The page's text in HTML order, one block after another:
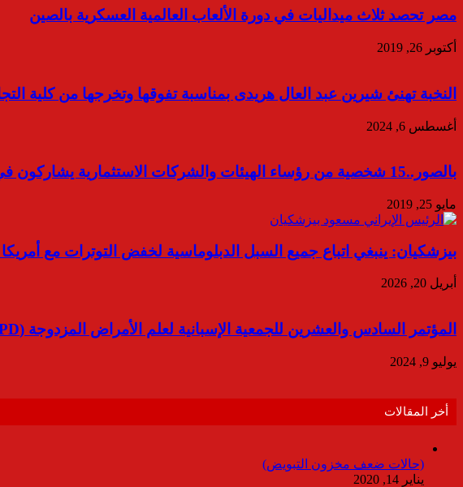
مصر تحصد ثلاث ميداليات في دورة الألعاب العالمية العسكرية بالصين
أكتوبر 26, 2019
النخبة تهنئ شيرين عبد العال هريدى بمناسبة تفوقها وتخرجها من كلية
أغسطس 6, 2024
بالصور..15 شخصية من رؤساء الهيئات والشركات الاستثمارية يشاركون في ختام بطولة “الميزان الاقتصادي” الرمضانية
مايو 25, 2019
بيزشكيان: ينبغي اتباع جميع السبل الدبلوماسية لخفض التوترات مع أمريكا
أبريل 20, 2026
المؤتمر السادس والعشرين للجمعية الإسبانية لعلم الأمراض المزدوجة (SEPD) حظر السجائر أمر جيد، لكن ينبغي توفير البدائل
يوليو 9, 2024
أخر المقالات
(حالات ضعف مخزون التبويض)
يناير 14, 2020